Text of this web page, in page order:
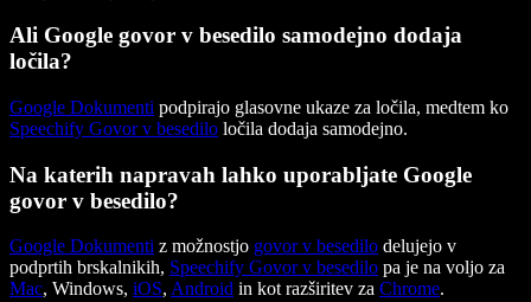
Ali Google govor v besedilo samodejno dodaja
ločila?
Google Dokumenti podpirajo glasovne ukaze za ločila, medtem ko
Speechify Govor v besedilo ločila dodaja samodejno.
Na katerih napravah lahko uporabljate Google
govor v besedilo?
Google Dokumenti z možnostjo govor v besedilo delujejo v
podprtih brskalnikih, Speechify Govor v besedilo pa je na voljo za
Mac, Windows, iOS, Android in kot razširitev za Chrome.